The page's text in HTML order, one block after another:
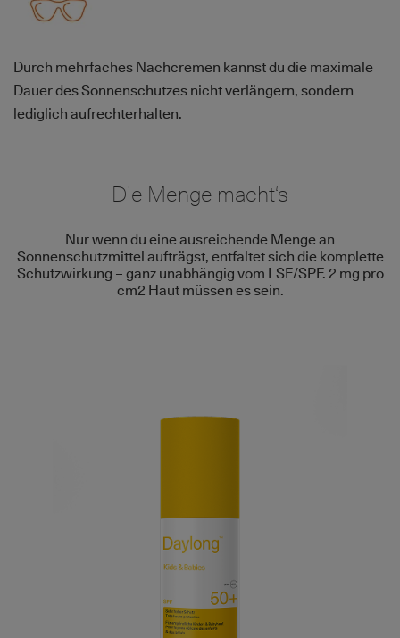
Durch mehrfaches Nachcremen kannst du die maximale
Dauer des Sonnenschutzes nicht verlängern, sondern
lediglich aufrechterhalten.
Die Menge macht‘s
Nur wenn du eine ausreichende Menge an
Sonnenschutzmittel aufträgst, entfaltet sich die komplette
Schutzwirkung – ganz unabhängig vom LSF/SPF. 2 mg pro
cm2 Haut müssen es sein.